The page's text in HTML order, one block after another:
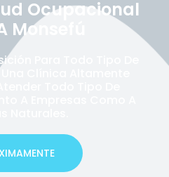
Ocupacional
Monsefú
Para Todo Tipo De
Clínica Altamente
Todo Tipo De
A Empresas Como A
Naturales.